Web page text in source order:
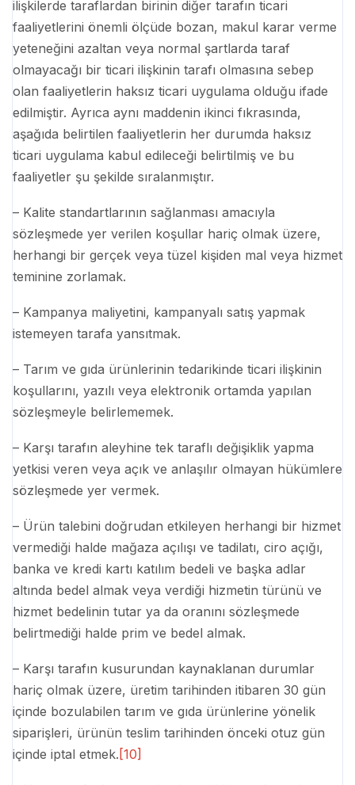
ilişkilerde taraflardan birinin diğer tarafın ticari
faaliyetlerini önemli ölçüde bozan, makul karar verme
yeteneğini azaltan veya normal şartlarda taraf
olmayacağı bir ticari ilişkinin tarafı olmasına sebep
olan faaliyetlerin haksız ticari uygulama olduğu ifade
edilmiştir. Ayrıca aynı maddenin ikinci fıkrasında,
aşağıda belirtilen faaliyetlerin her durumda haksız
ticari uygulama kabul edileceği belirtilmiş ve bu
faaliyetler şu şekilde sıralanmıştır.
– Kalite standartlarının sağlanması amacıyla
sözleşmede yer verilen koşullar hariç olmak üzere,
herhangi bir gerçek veya tüzel kişiden mal veya hizmet
teminine zorlamak.
– Kampanya maliyetini, kampanyalı satış yapmak
istemeyen tarafa yansıtmak.
– Tarım ve gıda ürünlerinin tedarikinde ticari ilişkinin
koşullarını, yazılı veya elektronik ortamda yapılan
sözleşmeyle belirlememek.
– Karşı tarafın aleyhine tek taraflı değişiklik yapma
yetkisi veren veya açık ve anlaşılır olmayan hükümlere
sözleşmede yer vermek.
– Ürün talebini doğrudan etkileyen herhangi bir hizmet
vermediği halde mağaza açılışı ve tadilatı, ciro açığı,
banka ve kredi kartı katılım bedeli ve başka adlar
altında bedel almak veya verdiği hizmetin türünü ve
hizmet bedelinin tutar ya da oranını sözleşmede
belirtmediği halde prim ve bedel almak.
– Karşı tarafın kusurundan kaynaklanan durumlar
hariç olmak üzere, üretim tarihinden itibaren 30 gün
içinde bozulabilen tarım ve gıda ürünlerine yönelik
siparişleri, ürünün teslim tarihinden önceki otuz gün
içinde iptal etmek. [10]